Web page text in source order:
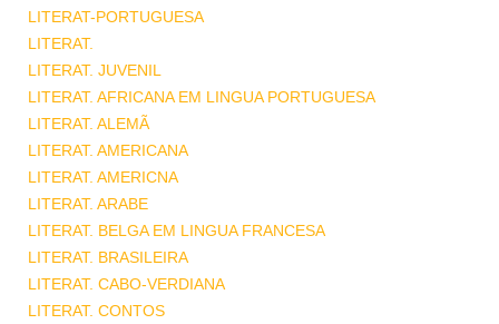
LITERAT-PORTUGUESA
LITERAT.
LITERAT. JUVENIL
LITERAT. AFRICANA EM LINGUA PORTUGUESA
LITERAT. ALEMÃ
LITERAT. AMERICANA
LITERAT. AMERICNA
LITERAT. ARABE
LITERAT. BELGA EM LINGUA FRANCESA
LITERAT. BRASILEIRA
LITERAT. CABO-VERDIANA
LITERAT. CONTOS